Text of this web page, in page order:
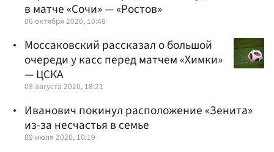
в матче «Сочи» — «Ростов»
06 октября 2020, 10:48
Моссаковский рассказал о большой
очереди у касс перед матчем «Химки»
— ЦСКА
08 августа 2020, 18:21
Иванович покинул расположение «Зенита»
из-за несчастья в семье
09 июля 2020, 10:19